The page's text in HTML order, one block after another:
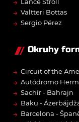
→ Valtteri Bottas
→ Sergio Pérez
Okruhy
→ Circuit of the
→ Autódromo
→ Sachír - Bahrajn
→ Baku -
→ Barcelona -